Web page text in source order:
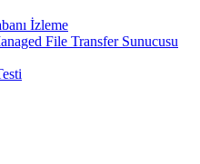
İzleme
File Transfer Sunucusu